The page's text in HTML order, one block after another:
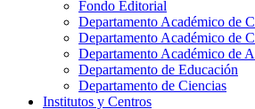
Fondo Editorial
Departamento Académico de
Departamento Académico de
Departamento Académico de
Departamento de Educación
Departamento de Ciencias
Institutos y Centros